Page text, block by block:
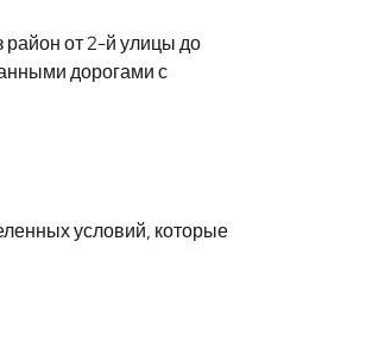
район от 2-й улицы до
дорогами с
условий, которые